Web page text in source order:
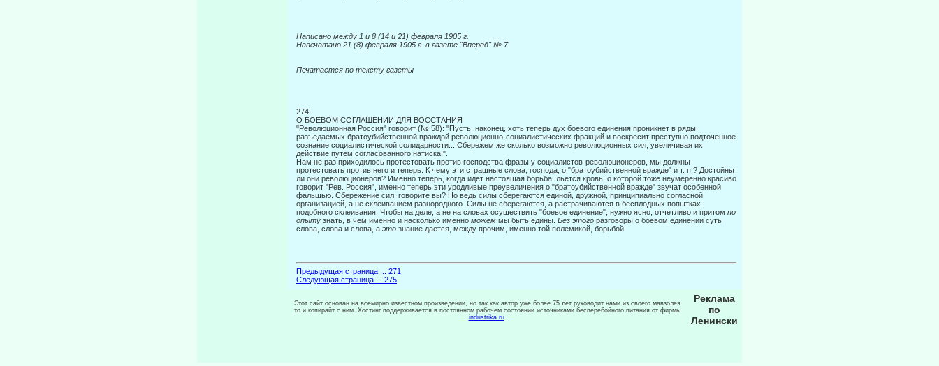
Написано между 1 и 8 (14 и 21) февраля 1905 г.
Напечатано 21 (8) февраля 1905 г. в газете "Вперед" № 7
Печатается по тексту газеты
274
О БОЕВОМ СОГЛАШЕНИИ ДЛЯ ВОССТАНИЯ
"Революционная Россия" говорит (№ 58): "Пусть, наконец, хоть теперь дух боевого единения проникнет в ряды
разъедаемых братоубийственной враждой революционно-социалистических фракций и воскресит преступно подточенное
сознание социалисти­ческой солидарности... Сбережем же сколько возможно революционных сил, увеличи­вая их
действие путем согласованного натиска!".
Нам не раз приходилось протестовать против господства фразы у социалистов-революционеров, мы должны
протестовать против него и теперь. К чему эти страшные слова, господа, о "братоубийственной вражде" и т. п.? Достойны
ли они революционе­ров? Именно теперь, когда идет настоящая борьба, льется кровь, о которой тоже неуме­ренно красиво
говорит "Рев. Россия", именно теперь эти уродливые преувеличения о "братоубийственной вражде" звучат особенной
фальшью. Сбережение сил, говорите вы? Но ведь силы сберегаются единой, дружной, принципиально согласной
организа­цией, а не склеиванием разнородного. Силы не сберегаются, а растрачиваются в бес­плодных попытках
подобного склеивания. Чтобы на деле, а не на словах осуществить "боевое единение", нужно ясно, отчетливо и притом по
опыту знать, в чем именно и насколько именно можем мы быть едины. Без этого разговоры о боевом единении суть
слова, слова и слова, а это знание дается, между прочим, именно той полемикой, борьбой
Предыдущая страница ... 271
Следующая страница ... 275
Этот сайт основан на всемирно известном произведении, но так как автор уже более 75 лет руководит нами из своего мавзолея
то и копирайт с ним. Хостинг поддерживается в постоянном рабочем состоянии источниками бесперебойного питания от фирмы
industrika.ru.
Реклама
по
Ленински